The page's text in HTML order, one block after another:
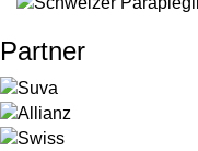
Partner